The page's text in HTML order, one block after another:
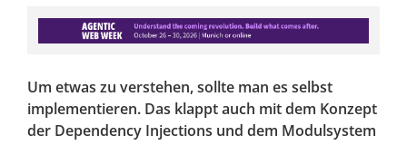
Um etwas zu verstehen, sollte man es selbst
implementieren. Das klappt auch mit dem Konzept
der Dependency Injections und dem Modulsystem